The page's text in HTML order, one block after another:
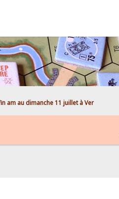
am au dimanche 11 juillet à Ver